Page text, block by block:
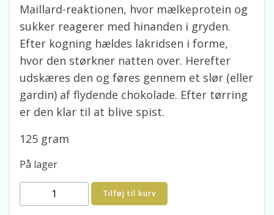
Maillard-reaktionen, hvor mælkeprotein og
sukker reagerer med hinanden i gryden.
Efter kogning hældes lakridsen i forme,
hvor den størkner natten over. Herefter
udskæres den og føres gennem et slør (eller
gardin) af flydende chokolade. Efter tørring
er den klar til at blive spist.
125 gram
På lager
Bagsværd
lakrids
Tilføj til kurv